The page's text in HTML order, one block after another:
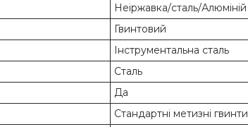
Неіржавка/сталь/Алюміній
Гвинтовий
Інструментальна сталь
Сталь
Да
Стандартні метизні гвинти